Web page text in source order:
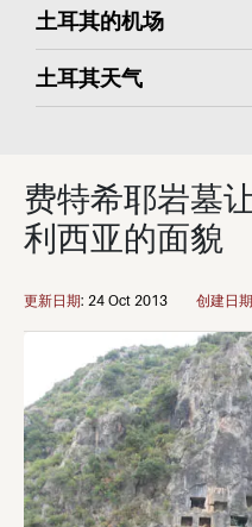
土耳其的机场
土耳其天气
费特希耶岩墓
利西亚的面貌
更新日期: 24 Oct 2013 创建日期